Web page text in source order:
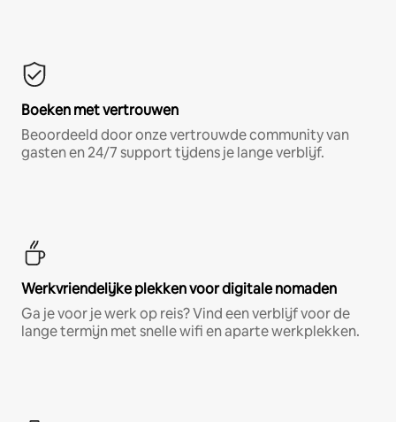
Boeken met vertrouwen
Beoordeeld door onze vertrouwde community van
gasten en 24/7 support tijdens je lange verblijf.
Werkvriendelijke plekken voor digitale nomaden
Ga je voor je werk op reis? Vind een verblijf voor de
lange termijn met snelle wifi en aparte werkplekken.